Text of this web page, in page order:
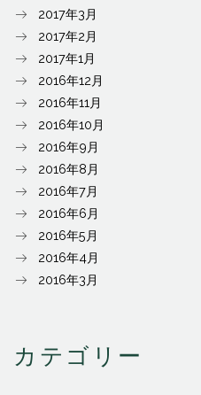
2017年3月
2017年2月
2017年1月
2016年12月
2016年11月
2016年10月
2016年9月
2016年8月
2016年7月
2016年6月
2016年5月
2016年4月
2016年3月
カテゴリー